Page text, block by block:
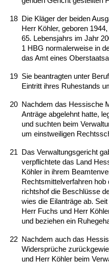
18 Die Kläger der bei­den
Herr Köhler, ge­bo­ren
65. Le­bens­jahrs im Jahr
1 HBG nor­ma­ler­wei­se in
das Amt ei­nes
19 Sie be­an­trag­ten un­ter
Ein­tritt ih­res Ru­he­stands
20 Nach­dem das Hes­si­sche
Anträge ab­ge­lehnt hat­te,
und such­ten beim
um einst­wei­li­gen
21 Das Ver­wal­tungs­ge­richt
ver­pflich­te­te das Land
Köhler in ih­rem
Rechts­mit­tel­ver­fah­ren
richts­hof die Be­schlüsse
wies die Eil­anträge ab.
Herr Fuchs und Herr
und be­zie­hen ein
22 Nach­dem auch das
Wi­dersprüche
und Herr Köhler beim